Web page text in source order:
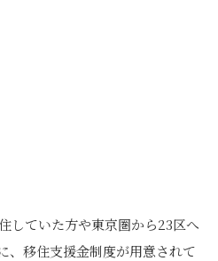
していた方や東京圏から23区へ
、移住支援金制度が用意されて